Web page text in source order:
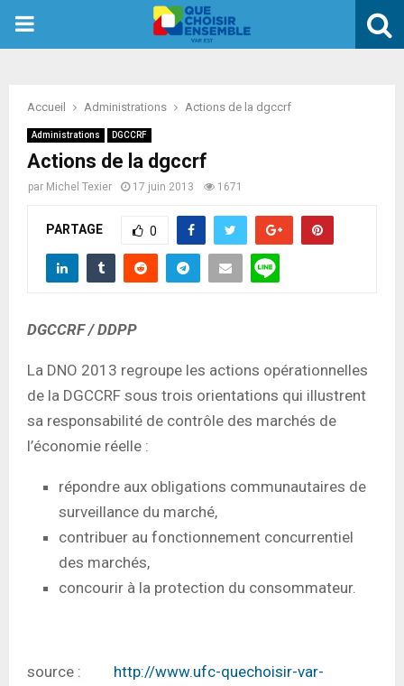
PRIMARY
Accueil Administrations Actions de la dgccrf
Administrations DGCCRF
Actions de la dgccrf
par Michel Texier 17 juin 2013 1671
PARTAGE 0
DGCCRF / DDPP
La DNO 2013 regroupe les actions opérationnelles
de la DGCCRF sous trois orientations qui illustrent
sa responsabilité de contrôle des marchés de
l’économie réelle :
répondre aux obligations communautaires de
surveillance du marché,
contribuer au fonctionnement concurrentiel
des marchés,
concourir à la protection du consommateur.
source : http://www.ufc-quechoisir-var-